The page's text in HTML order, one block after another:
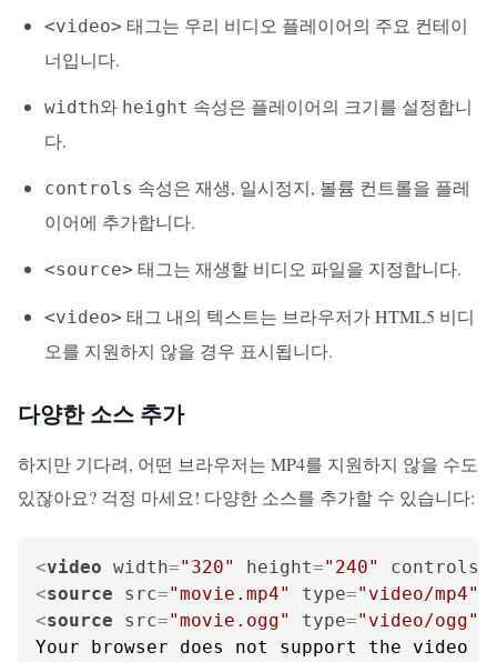
<video> 태그는 우리 비디오 플레이어의 주요 컨테이
너입니다.
width와 height 속성은 플레이어의 크기를 설정합니
다.
controls 속성은 재생, 일시정지, 볼륨 컨트롤을 플레
이어에 추가합니다.
<source> 태그는 재생할 비디오 파일을 지정합니다.
<video> 태그 내의 텍스트는 브라우저가 HTML5 비디
오를 지원하지 않을 경우 표시됩니다.
다양한 소스 추가
하지만 기다려, 어떤 브라우저는 MP4를 지원하지 않을 수도
있잖아요? 걱정 마세요! 다양한 소스를 추가할 수 있습니다:
<video width="320" height="240" controls
<source src="movie.mp4" type="video/mp4"
<source src="movie.ogg" type="video/ogg"